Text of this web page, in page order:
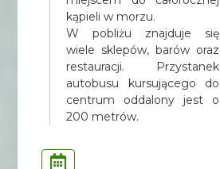
kąpieli w morzu.
W pobliżu znajduje się
wiele sklepów, barów oraz
restauracji. Przystanek
autobusu kursującego do
centrum oddalony jest o
200 metrów.